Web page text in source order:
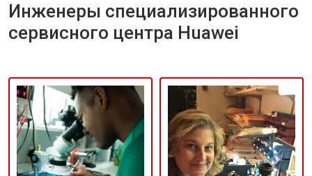
Инженеры специализированного
сервисного центра Huawei